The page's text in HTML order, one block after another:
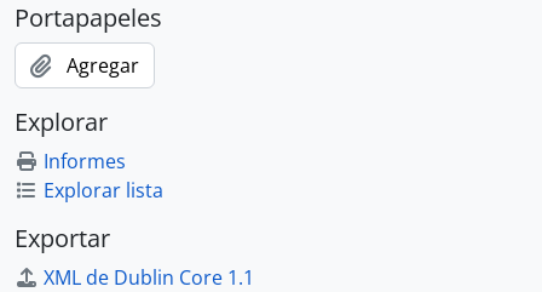
Portapapeles
Agregar
Explorar
Informes
Explorar lista
Exportar
XML de Dublin Core 1.1